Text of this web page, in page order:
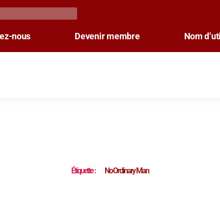
nous Devenir membre Nom
Étiquette : No Ordinary Man